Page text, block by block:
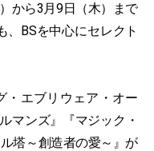
から3月9日（木）まで
BSを中心にセレクト
・エブリウェア・オー
マンズ』『マジック・
塔～創造者の愛～』が